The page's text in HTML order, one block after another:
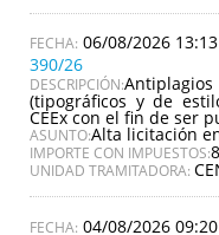
06/08/2026 13:13
390/26
DESCRIPCIÓN:
(tipográficos y de
CEEx con el fin de ser
ASUNTO:Alta licitación
IMPORTE CON IMPUESTOS:
UNIDAD TRAMITADORA:
04/08/2026 09:20